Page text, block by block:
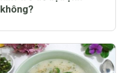
không?